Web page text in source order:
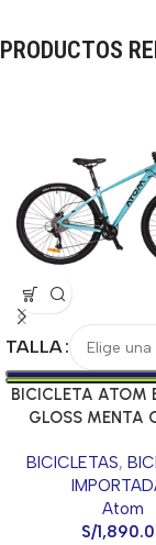
PRODUCTOS
TALLA
BICICLETA ATOM
GLOSS MENTA
BICICLETAS,
Atom
S/